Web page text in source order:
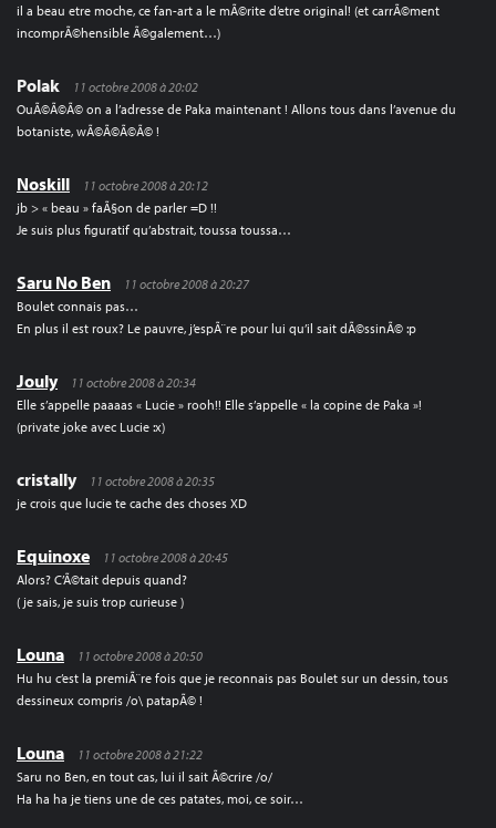
il a beau etre moche, ce fan-art a le mÃ©rite d’etre original! (et carrÃ©ment
incomprÃ©hensible Ã©galement…)
Polak
11 octobre 2008 à 20:02
OuÃ©Ã©Ã© on a l’adresse de Paka maintenant ! Allons tous dans l’avenue du
botaniste, wÃ©Ã©Ã©Ã© !
Noskill
11 octobre 2008 à 20:12
jb > « beau » faÃ§on de parler =D !!
Je suis plus figuratif qu’abstrait, toussa toussa…
Saru No Ben
11 octobre 2008 à 20:27
Boulet connais pas…
En plus il est roux? Le pauvre, j’espÃ¨re pour lui qu’il sait dÃ©ssinÃ© :p
Jouly
11 octobre 2008 à 20:34
Elle s’appelle paaaas « Lucie » rooh!! Elle s’appelle « la copine de Paka »!
(private joke avec Lucie :x)
cristally
11 octobre 2008 à 20:35
je crois que lucie te cache des choses XD
Equinoxe
11 octobre 2008 à 20:45
Alors? C’Ã©tait depuis quand?
( je sais, je suis trop curieuse )
Louna
11 octobre 2008 à 20:50
Hu hu c’est la premiÃ¨re fois que je reconnais pas Boulet sur un dessin, tous
dessineux compris /o\ patapÃ© !
Louna
11 octobre 2008 à 21:22
Saru no Ben, en tout cas, lui il sait Ã©crire /o/
Ha ha ha je tiens une de ces patates, moi, ce soir…